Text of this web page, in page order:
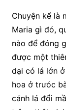
Chuyện kể là
Maria gì đó,
nào để đóng
được một
dại có lá lớn
hoa ở trưóc
cánh lá đổi